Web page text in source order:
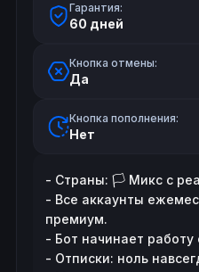
Гарантия:
60 дней
Кнопка отмены:
Да
Кнопка пополнения:
Нет
- Страны: 🏳️ Микс с
- Все аккаунты
премиум.
- Бот начинает работу
- Отписки: ноль